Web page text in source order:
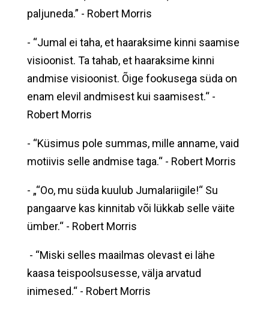
paljuneda.” - Robert Morris
- “Jumal ei taha, et haaraksime kinni saamise
visioonist. Ta tahab, et haaraksime kinni
andmise visioonist. Õige fookusega süda on
enam elevil andmisest kui saamisest.“ -
Robert Morris
- “Küsimus pole summas, mille anname, vaid
motiivis selle andmise taga.“ - Robert Morris
- „“Oo, mu süda kuulub Jumalariigile!“ Su
pangaarve kas kinnitab või lükkab selle väite
ümber.“ - Robert Morris
- “Miski selles maailmas olevast ei lähe
kaasa teispoolsusesse, välja arvatud
inimesed.“ - Robert Morris